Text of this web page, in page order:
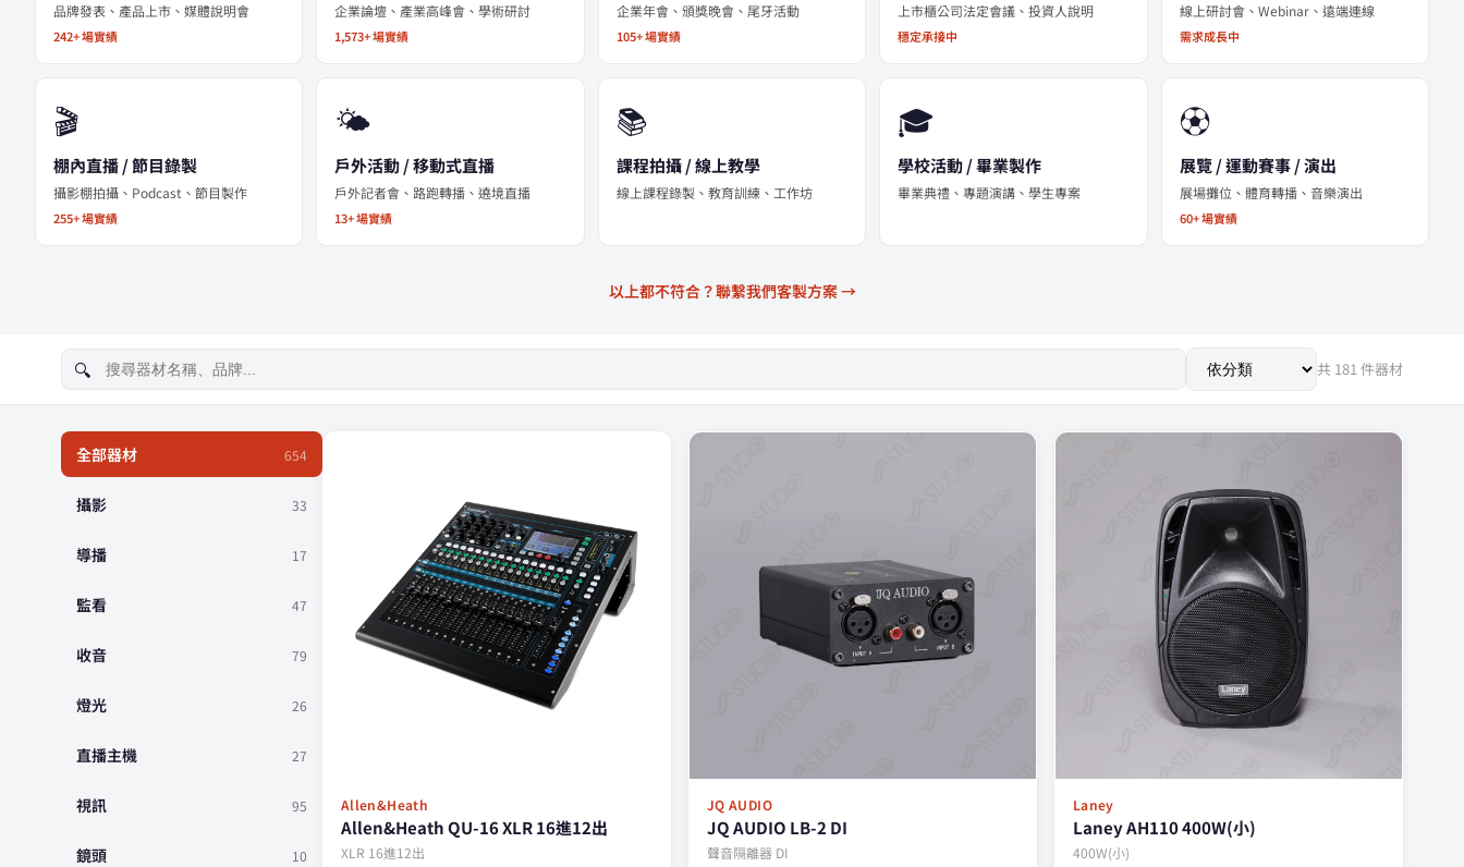
品牌發表、產品上市、媒體說明會
242+ 場實績
企業論壇、產業高峰會、學術研討
1,573+ 場實績
企業年會、頒獎晚會、尾牙活動
105+ 場實績
上市櫃公司法定會議、投資人說明
穩定承接中
線上研討會、Webinar、遠端連線
需求成長中
🎬
棚內直播 / 節目錄製
攝影棚拍攝、Podcast、節目製作
255+ 場實績
🌤️
戶外活動 / 移動式直播
戶外記者會、路跑轉播、遶境直播
13+ 場實績
📚
課程拍攝 / 線上教學
線上課程錄製、教育訓練、工作坊
🎓
學校活動 / 畢業製作
畢業典禮、專題演講、學生專案
⚽
展覽 / 運動賽事 / 演出
展場攤位、體育轉播、音樂演出
60+ 場實績
以上都不符合？聯繫我們客製方案 →
共 181 件器材
全部器材 654
攝影 33
導播 17
監看 47
收音 79
燈光 26
直播主機 27
視訊 95
鏡頭 10
Allen&Heath
Allen&Heath QU-16 XLR 16進12出
XLR 16進12出
JQ AUDIO
JQ AUDIO LB-2 DI
聲音隔離器 DI
Laney
Laney AH110 400W(小)
400W(小)